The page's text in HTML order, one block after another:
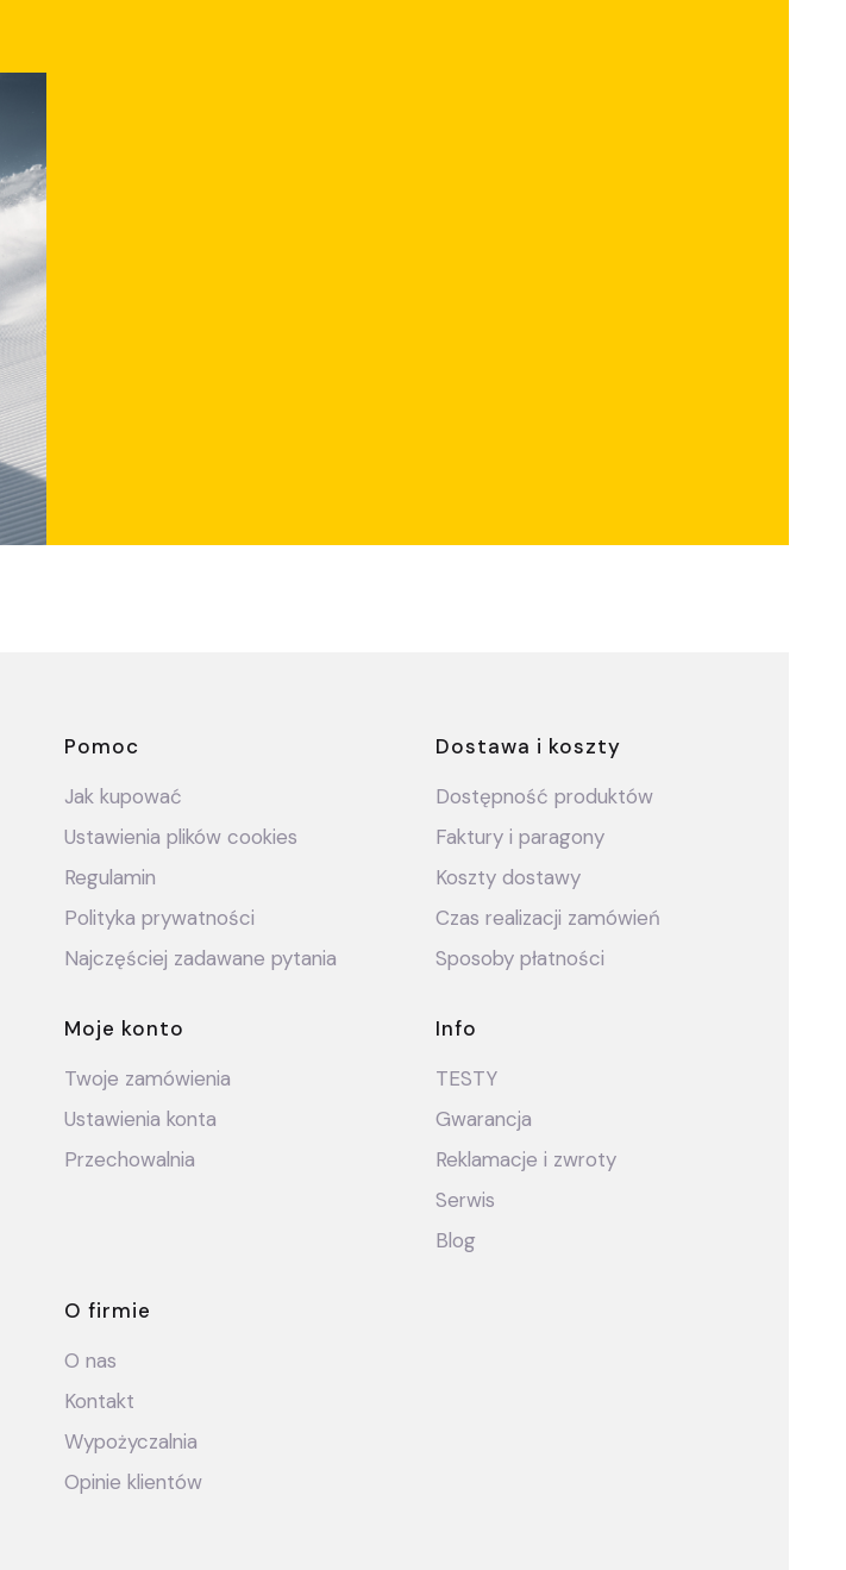
Linki w stopce
Pomoc
Jak kupować
Ustawienia plików cookies
Regulamin
Polityka prywatności
Najczęściej zadawane pytania
Dostawa i koszty
Dostępność produktów
Faktury i paragony
Koszty dostawy
Czas realizacji zamówień
Sposoby płatności
Moje konto
Twoje zamówienia
Ustawienia konta
Przechowalnia
Info
TESTY
Gwarancja
Reklamacje i zwroty
Serwis
Blog
O firmie
O nas
Kontakt
Wypożyczalnia
Opinie klientów